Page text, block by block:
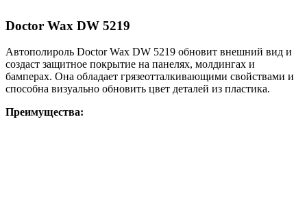
Doctor Wax DW 5219
Автополироль Doctor Wax DW 5219 обновит внешний вид и
создаст защитное покрытие на панелях, молдингах и
бамперах. Она обладает грязеотталкивающими свойствами и
способна визуально обновить цвет деталей из пластика.
Преимущества: